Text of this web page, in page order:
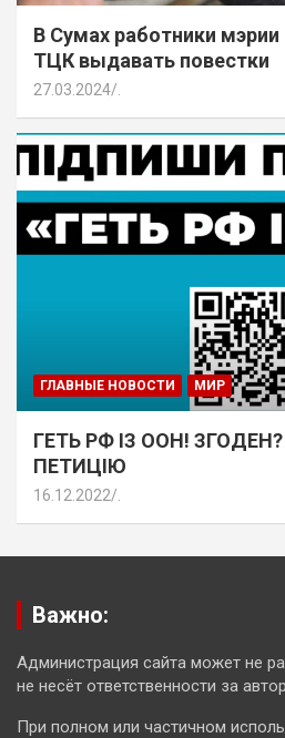
В Сумах работники
ТЦК выдавать повестки
27.03.2024
ГЛАВНЫЕ НОВОСТИ МИР
ГЕТЬ РФ ІЗ ООН!
ПЕТИЦІЮ
16.12.2022
Важно:
Администрация сайта может не
не несёт ответственности за
При полном или частичном